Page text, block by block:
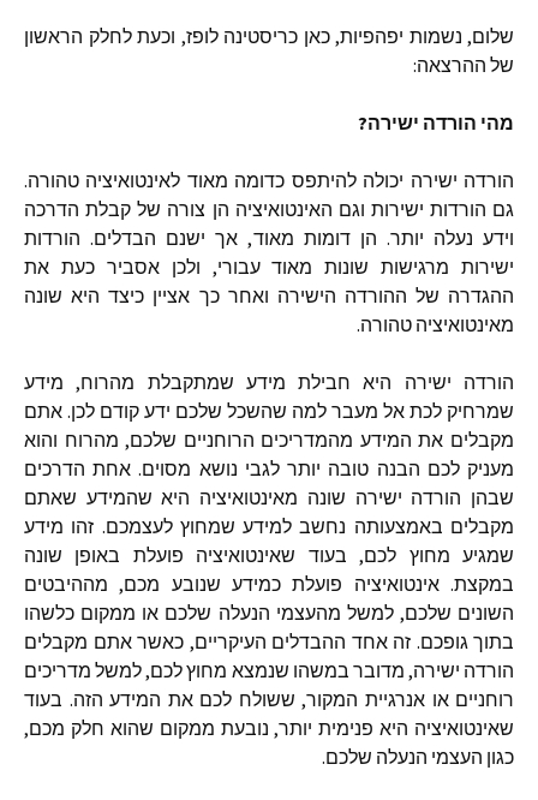
שלום, נשמות יפהפיות,כאן כריסטינה לופז, וכעת לחלק הראשון
של ההרצאה:
מהי הורדה ישירה?
הורדה ישירה יכולה להיתפס כדומה מאוד לאינטואיציה טהורה.
גם הורדות ישירות וגם האינטואיציה הן צורה של קבלת הדרכה
וידע נעלה יותר. הן דומות מאוד, אך ישנם הבדלים. הורדות
ישירות מרגישות שונות מאוד עבורי, ולכן אסביר כעת את
ההגדרה של ההורדה הישירה ואחר כך אציין כיצד היא שונה
מאינטואיציה טהורה.
הורדה ישירה היא חבילת מידע שמתקבלת מהרוח, מידע
שמרחיק לכת אל מעבר למה שהשכל שלכם ידע קודם לכן. אתם
מקבלים את המידע מהמדריכים הרוחניים שלכם, מהרוח והוא
מעניק לכם הבנה טובה יותר לגבי נושא מסוים. אחת הדרכים
שבהן הורדה ישירה שונה מאינטואיציה היא שהמידע שאתם
מקבלים באמצעותה נחשב למידע שמחוץ לעצמכם. זהו מידע
שמגיע מחוץ לכם, בעוד שאינטואיציה פועלת באופן שונה
במקצת.אינטואיציה פועלת כמידע שנובע מכם, מההיבטים
השונים שלכם,למשל מהעצמי הנעלה שלכם או ממקום כלשהו
בתוך גופכם. זה אחד ההבדלים העיקריים, כאשר אתם מקבלים
הורדה ישירה, מדובר במשהו שנמצא מחוץלכם,למשל מדריכים
רוחניים או אנרגיית המקור, ששולח לכם את המידע הזה. בעוד
שאינטואיציה היא פנימית יותר, נובעת ממקום שהוא חלק מכם,
כגון העצמי הנעלה שלכם.